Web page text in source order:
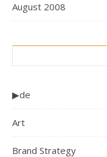
August 2008
▶de
Art
Brand Strategy